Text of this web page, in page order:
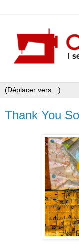
Thank You